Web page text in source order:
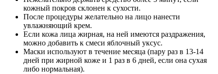
кожный покров склонен к сухости.
После процедуры желательно на лицо нанести
увлажняющий крем.
Если кожа лица жирная, на ней имеются раздражения,
можно добавить к смеси яблочный уксус.
Маски используют в течение месяца (пару раз в 13-14
дней при жирной коже и 1 раз в 6 дней, если она сухая
либо нормальная).